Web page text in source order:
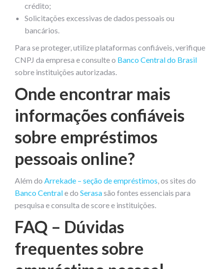
crédito;
Solicitações excessivas de dados pessoais ou
bancários.
Para se proteger, utilize plataformas confiáveis, verifique
CNPJ da empresa e consulte o Banco Central do Brasil
sobre instituições autorizadas.
Onde encontrar mais
informações confiáveis
sobre empréstimos
pessoais online?
Além do Arrekade – seção de empréstimos, os sites do
Banco Centrale do Serasasão fontes essenciais para
pesquisa e consulta de score e instituições.
FAQ – Dúvidas
frequentes sobre